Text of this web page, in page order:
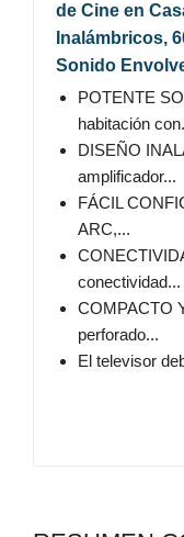
de Cine en
Inalámbricos,
Sonido
POTENTE
habitación
DISEÑO
amplificador...
FÁCIL
ARC,...
conectividad...
COMPACTO
perforado...
El televisor